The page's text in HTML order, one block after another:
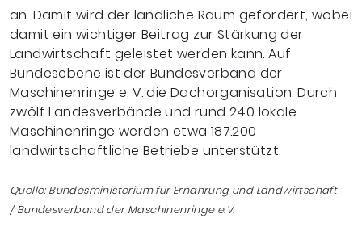
an. Damit wird der ländliche Raum gefördert, wobei
damit ein wichtiger Beitrag zur Stärkung der
Landwirtschaft geleistet werden kann. Auf
Bundesebene ist der Bundesverband der
Maschinenringe e. V. die Dachorganisation. Durch
zwölf Landesverbände und rund 240 lokale
Maschinenringe werden etwa 187.200
landwirtschaftliche Betriebe unterstützt.
Quelle: Bundesministerium für Ernährung und Landwirtschaft
/ Bundesverband der Maschinenringe e.V.